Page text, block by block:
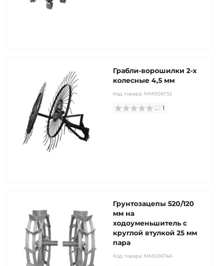
Грабли-ворошилки 2-х
колесные 4,5 мм
Код товара: MM006732
1
Грунтозацепы 520/120
мм на
ходоуменьшитель с
круглой втулкой 25 мм
пара
Код товара: MM006746